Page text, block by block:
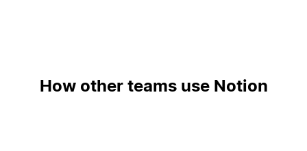
How other teams use Notion